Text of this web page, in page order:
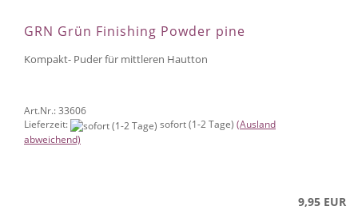
GRN Grün Finishing Powder pine
Kompakt- Puder für mittleren Hautton
Art.Nr.: 33606
Lieferzeit:
sofort (1-2 Tage) (Ausland
abweichend)
9,95 EUR